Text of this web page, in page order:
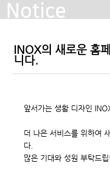
Notice
INOX의 새로운 홈
니다.
앞서가는 생활 디자인
더 나은 서비스를 위하여
다.
많은 기대와 성원 부탁드립